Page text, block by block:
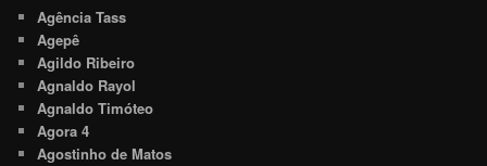
Agência Tass
Agepê
Agildo Ribeiro
Agnaldo Rayol
Agnaldo Timóteo
Agora 4
Agostinho de Matos